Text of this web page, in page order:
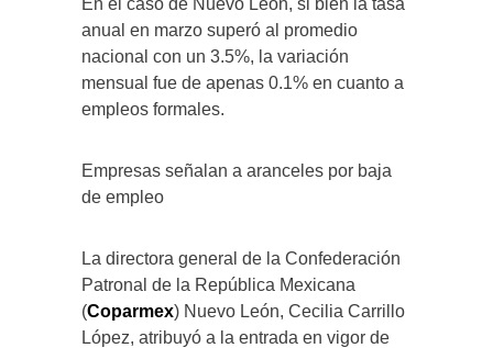
anual en marzo superó al promedio
nacional con un 3.5%, la variación
mensual fue de apenas 0.1% en cuanto a
empleos formales.
Empresas señalan a aranceles por baja
de empleo
La directora general de la Confederación
Patronal de la República Mexicana
(Coparmex) Nuevo León, Cecilia Carrillo
López, atribuyó a la entrada en vigor de